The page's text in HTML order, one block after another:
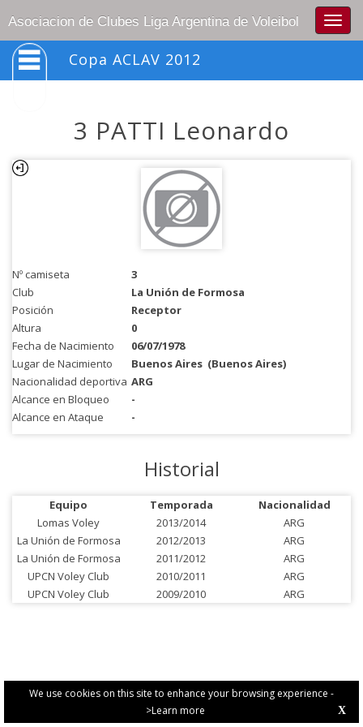
We use cookies on this site to enhance your browsing experience -
>Learn more
X
Asociacion de Clubes Liga Argentina de Voleibol
Copa ACLAV 2012
3 PATTI Leonardo
Nº camiseta
3
Club
La Unión de Formosa
Posición
Receptor
Altura
0
Fecha de Nacimiento
06/07/1978
Lugar de Nacimiento
Buenos Aires (Buenos Aires)
Nacionalidad deportiva ARG
Alcance en Bloqueo
-
Alcance en Ataque
-
Historial
Equipo Temporada
Nacionalidad
Lomas Voley
2013/2014
ARG
La Unión de Formosa
2012/2013
ARG
La Unión de Formosa
2011/2012
ARG
UPCN Voley Club
2010/2011
ARG
UPCN Voley Club
2009/2010 ARG